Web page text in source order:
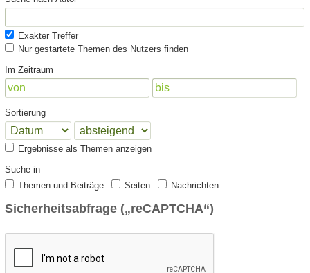
Exakter Treffer
Nur gestartete Themen des Nutzers finden
Im Zeitraum
Sortierung
Ergebnisse als Themen anzeigen
Suche in
Themen und Beiträge
Seiten Nachrichten
Sicherheitsabfrage („reCAPTCHA“)